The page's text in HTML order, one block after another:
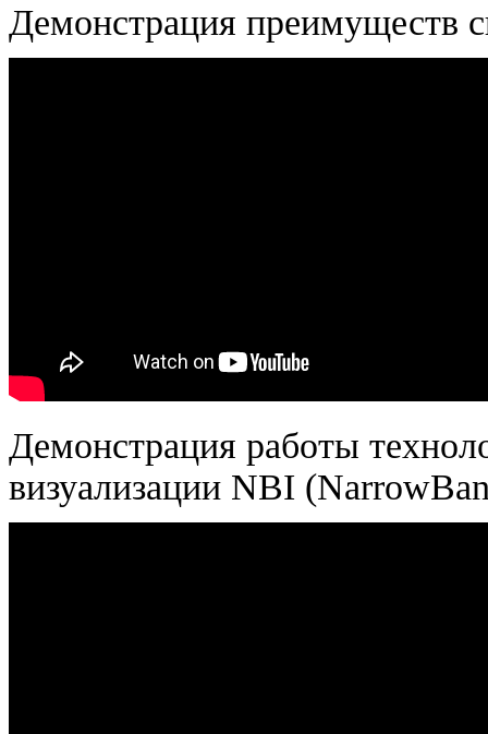
Демонстрация преимуществ
Демонстрация работы
визуализации NBI